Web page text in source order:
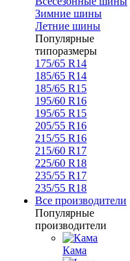
Зимние шины
Летние шины
Популярные
типоразмеры
175/65 R14
185/65 R14
185/65 R15
195/60 R16
195/65 R15
205/55 R16
215/55 R16
215/60 R17
225/60 R18
235/55 R17
235/55 R18
Все производители
Популярные
производители
Кама